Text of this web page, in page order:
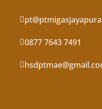
0877 7643 7491